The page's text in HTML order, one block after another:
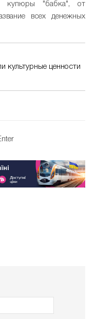
купюры "бабка", от
всех денежных
культурные ценности